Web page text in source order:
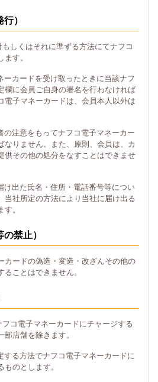
）
しくはそれに準ずる方法にてナフコ
す。
ーカードを受け取ったときに当該ナフ
欄に会員ご自身の署名を行わなければ
電子マネーカードは、会員本人以外は
の注意をもってナフコ電子マネーカー
なりません。また、原則、会員は、カ
供その他の処分をなすことはできませ
け出た氏名・住所・電話番号等につい
当社所定の方法により当社に届け出る
。
禁止）
カードの偽造・変造・改ざんその他の
ことはできません。
コ電子マネーカードにチャージする
部店舗を除きます。
する方法でナフコ電子マネーカードに
のとします。